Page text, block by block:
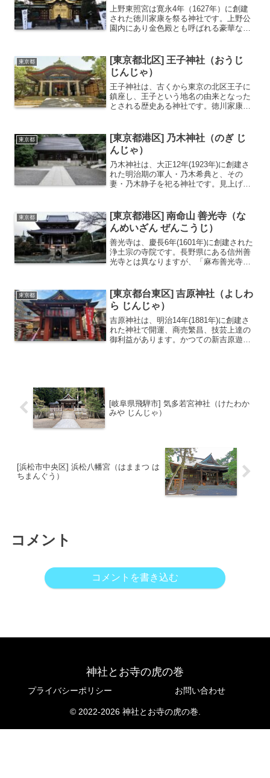
上野東照宮は寛永4年（1627年）に創建
された徳川家康を祭る神社です。上野公
園内にあり金色殿とも呼ばれる豪華な社
を常に逃れてきた大変強運な神社で出
世、勝利、健康長寿にご...
東京都
[東京都北区] 王子神社（おうじ
じんじゃ）
王子神社は、古くから東京の北区王子に
鎮座し、王子という地名の由来となった
とされる歴史ある神社です。徳川家康公
る熊野信仰の中心として篤い崇敬を集め
ました。開運招福、厄除け...
東京都
[東京都港区] 乃木神社（のぎ じ
んじゃ）
乃木神社は、大正12年(1923年)に創建さ
れた明治期の軍人・乃木希典と、その
妻・乃木静子を祀る神社です。見上げる
ることができます。明治期の軍人・乃木
希典と、その妻・乃...
東京都
[東京都港区] 南命山 善光寺（な
んめいざん ぜんこうじ）
善光寺は、慶長6年(1601年)に創建された
浄土宗の寺院です。長野県にある信州善
光寺とは異なりますが、「麻布善光寺」
九番札所として多くの参拝者で賑わいま
した。現在の本堂...
東京都
[東京都台東区] 吉原神社（よしわ
ら じんじゃ）
吉原神社は、明治14年(1881年)に創建さ
れた神社で開運、商売繁昌、技芸上達の
御利益があります。かつての新吉原遊廓
[岐阜県飛騨市] 気多若宮神社（けたわか
みや じんじゃ）
[浜松市中央区] 浜松八幡宮（はままつ は
ちまんぐう）
コメント
コメントを書き込む
神社とお寺の虎の巻
プライバシーポリシー お問い合わせ
© 2022-2026 神社とお寺の虎の巻.